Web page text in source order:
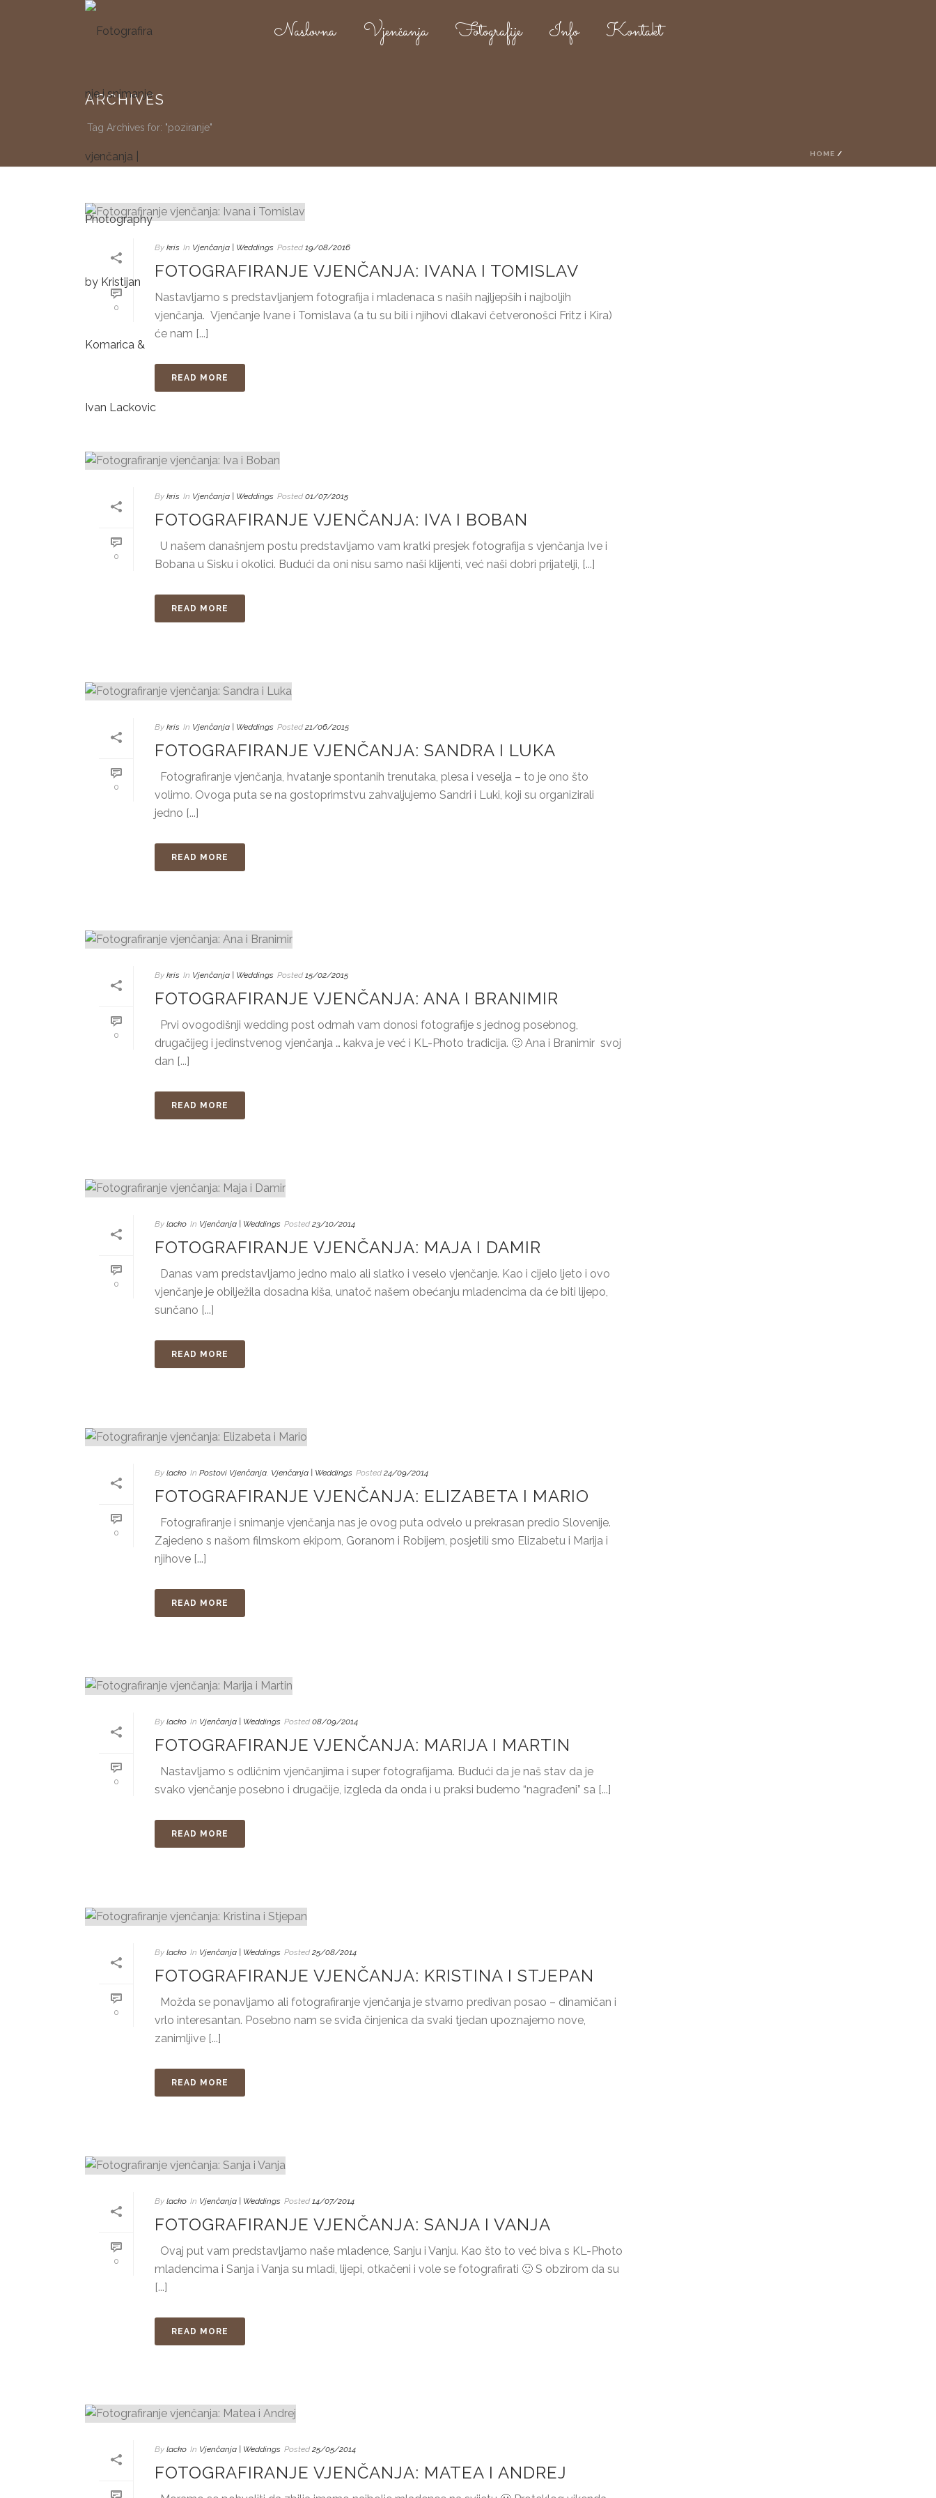
Naslovna Vjenčanja Fotografije Info Kontakt
ARCHIVES
Tag Archives for: "poziranje"
HOME /
0
By kris In Vjenčanja | Weddings Posted 19/08/2016
FOTOGRAFIRANJE VJENČANJA: IVANA I TOMISLAV
Nastavljamo s predstavljanjem fotografija i mladenaca s naših najljepših i najboljih
vjenčanja. Vjenčanje Ivane i Tomislava (a tu su bili i njihovi dlakavi četveronošci Fritz i Kira)
će nam [...]
READ MORE
0
By kris In Vjenčanja | Weddings Posted 01/07/2015
FOTOGRAFIRANJE VJENČANJA: IVA I BOBAN
U našem današnjem postu predstavljamo vam kratki presjek fotografija s vjenčanja Ive i
Bobana u Sisku i okolici. Budući da oni nisu samo naši klijenti, već naši dobri prijatelji, [...]
READ MORE
0
By kris In Vjenčanja | Weddings Posted 21/06/2015
FOTOGRAFIRANJE VJENČANJA: SANDRA I LUKA
Fotografiranje vjenčanja, hvatanje spontanih trenutaka, plesa i veselja – to je ono što
volimo. Ovoga puta se na gostoprimstvu zahvaljujemo Sandri i Luki, koji su organizirali
jedno [...]
READ MORE
0
By kris In Vjenčanja | Weddings Posted 15/02/2015
FOTOGRAFIRANJE VJENČANJA: ANA I BRANIMIR
Prvi ovogodišnji wedding post odmah vam donosi fotografije s jednog posebnog,
drugačijeg i jedinstvenog vjenčanja … kakva je već i KL-Photo tradicija. 🙂 Ana i Branimir svoj
dan [...]
READ MORE
0
By lacko In Vjenčanja | Weddings Posted 23/10/2014
FOTOGRAFIRANJE VJENČANJA: MAJA I DAMIR
Danas vam predstavljamo jedno malo ali slatko i veselo vjenčanje. Kao i cijelo ljeto i ovo
vjenčanje je obilježila dosadna kiša, unatoč našem obećanju mladencima da će biti lijepo,
sunčano [...]
READ MORE
0
By lacko In Postovi Vjenčanja, Vjenčanja | Weddings Posted 24/09/2014
FOTOGRAFIRANJE VJENČANJA: ELIZABETA I MARIO
Fotografiranje i snimanje vjenčanja nas je ovog puta odvelo u prekrasan predio Slovenije.
Zajedeno s našom filmskom ekipom, Goranom i Robijem, posjetili smo Elizabetu i Marija i
njihove [...]
READ MORE
0
By lacko In Vjenčanja | Weddings Posted 08/09/2014
FOTOGRAFIRANJE VJENČANJA: MARIJA I MARTIN
Nastavljamo s odličnim vjenčanjima i super fotografijama. Budući da je naš stav da je
svako vjenčanje posebno i drugačije, izgleda da onda i u praksi budemo “nagrađeni” sa [...]
READ MORE
0
By lacko In Vjenčanja | Weddings Posted 25/08/2014
FOTOGRAFIRANJE VJENČANJA: KRISTINA I STJEPAN
Možda se ponavljamo ali fotografiranje vjenčanja je stvarno predivan posao – dinamičan i
vrlo interesantan. Posebno nam se sviđa činjenica da svaki tjedan upoznajemo nove,
zanimljive [...]
READ MORE
0
By lacko In Vjenčanja | Weddings Posted 14/07/2014
FOTOGRAFIRANJE VJENČANJA: SANJA I VANJA
Ovaj put vam predstavljamo naše mladence, Sanju i Vanju. Kao što to već biva s KL-Photo
mladencima i Sanja i Vanja su mladi, lijepi, otkačeni i vole se fotografirati 🙂 S obzirom da su
[...]
READ MORE
By lacko In Vjenčanja | Weddings Posted 25/05/2014
FOTOGRAFIRANJE VJENČANJA: MATEA I ANDREJ